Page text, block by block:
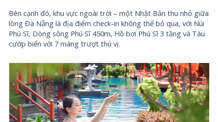
Bên cạnh đó, khu vực ngoài trời – một Nhật Bản thu nhỏ giữa
lòng Đà Nẵng là địa điểm check-in không thể bỏ qua, với Núi
Phú Sĩ, Dòng sông Phú Sĩ 450m, Hồ bơi Phú Sĩ 3 tầng và Tàu
cướp biển với 7 máng trượt thú vị.